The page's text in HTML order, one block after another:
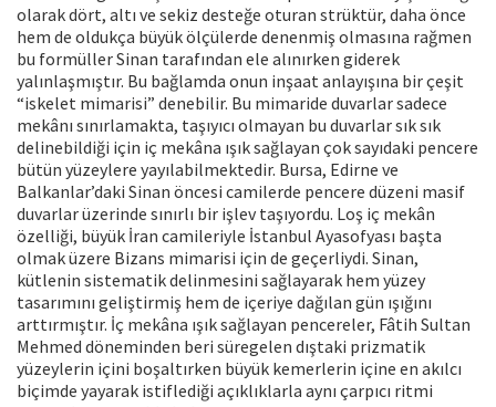
olarak dört, altı ve sekiz desteğe oturan strüktür, daha önce
hem de oldukça büyük ölçülerde denenmiş olmasına rağmen
bu formüller Sinan tarafından ele alınırken giderek
yalınlaşmıştır. Bu bağlamda onun inşaat anlayışına bir çeşit
“iskelet mimarisi” denebilir. Bu mimaride duvarlar sadece
mekânı sınırlamakta, taşıyıcı olmayan bu duvarlar sık sık
delinebildiği için iç mekâna ışık sağlayan çok sayıdaki pencere
bütün yüzeylere yayılabilmektedir. Bursa, Edirne ve
Balkanlar’daki Sinan öncesi camilerde pencere düzeni masif
duvarlar üzerinde sınırlı bir işlev taşıyordu. Loş iç mekân
özelliği, büyük İran camileriyle İstanbul Ayasofyası başta
olmak üzere Bizans mimarisi için de geçerliydi. Sinan,
kütlenin sistematik delinmesini sağlayarak hem yüzey
tasarımını geliştirmiş hem de içeriye dağılan gün ışığını
arttırmıştır. İç mekâna ışık sağlayan pencereler, Fâtih Sultan
Mehmed döneminden beri süregelen dıştaki prizmatik
yüzeylerin içini boşaltırken büyük kemerlerin içine en akılcı
biçimde yayarak istiflediği açıklıklarla aynı çarpıcı ritmi